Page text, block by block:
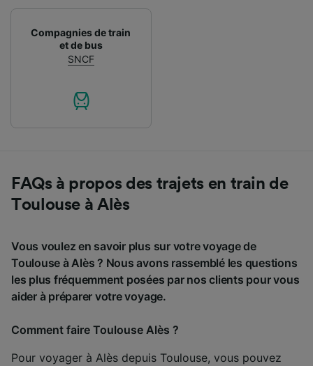
Compagnies de train
et de bus
SNCF
FAQs à propos des trajets en train de
Toulouse à Alès
Vous voulez en savoir plus sur votre voyage de
Toulouse à Alès ? Nous avons rassemblé les questions
les plus fréquemment posées par nos clients pour vous
aider à préparer votre voyage.
Comment faire Toulouse Alès ?
Pour voyager à Alès depuis Toulouse, vous pouvez